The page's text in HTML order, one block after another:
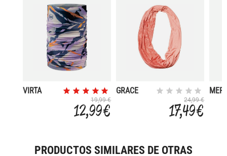
VIRTA
19,99 €
12,99 €
GRACE
24,99 €
17,49 €
PRODUCTOS SIMILARES DE OTRAS